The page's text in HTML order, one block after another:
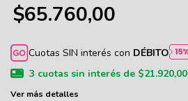
$65.760,00
Cuotas SIN interés con DÉBITO
3 cuotas sin interés de $21.920,00
Ver más detalles